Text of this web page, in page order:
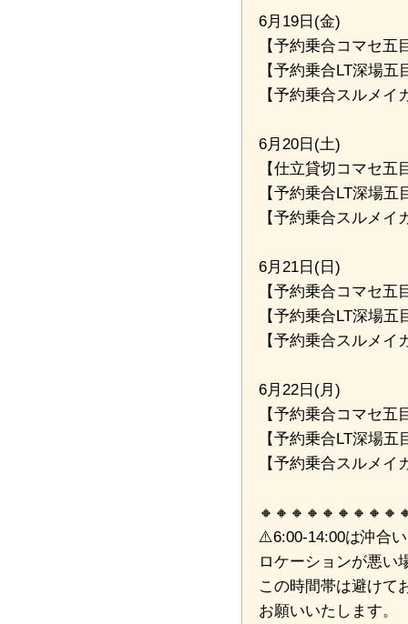
6月19日(金)
【予約乗合コマセ五
【予約乗合LT深場
【予約乗合スルメ
6月20日(土)
【仕立貸切コマセ五
【予約乗合LT深場
【予約乗合スルメ
6月21日(日)
【予約乗合コマセ
【予約乗合LT深場
【予約乗合スルメ
6月22日(月)
【予約乗合コマセ五
【予約乗合LT深場
【予約乗合スルメ
⚠️6:00-14:00は沖合
ロケーションが悪い
この時間帯は避けて
お願いいたします。